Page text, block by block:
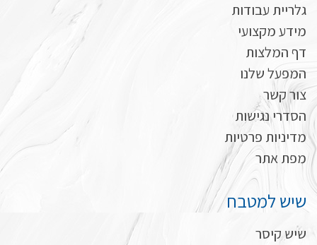
גלריית עבודות
מידע מקצועי
דף המלצות
המפעל שלנו
צור קשר
הסדרי נגישות
מדיניות פרטיות
מפת אתר
שיש למטבח
שיש קיסר